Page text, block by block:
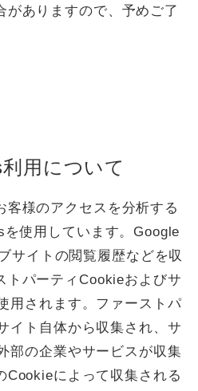
がありますので、予めご了
用について
客様のアクセスを分析する
使用しています。Google
サイトの閲覧履歴などを収
トパーティCookieおよびサ
用されます。ファーストパ
イト自体から収集され、サ
部の企業やサービスが収集
Cookieによって収集される